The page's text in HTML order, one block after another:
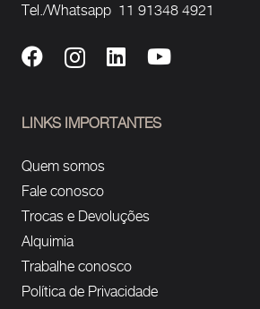
Tel./Whatsapp 11 91348 4921
LINKS IMPORTANTES
Quem somos
Fale conosco
Trocas e Devoluções
Alquimia
Trabalhe conosco
Política de Privacidade